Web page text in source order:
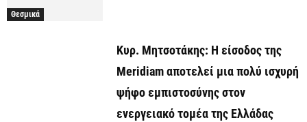
Θεσμικά
Κυρ. Μητσοτάκης: Η είσοδος της
Meridiam αποτελεί μια πολύ ισχυρή
ψήφο εμπιστοσύνης στον
ενεργειακό τομέα της Ελλάδας